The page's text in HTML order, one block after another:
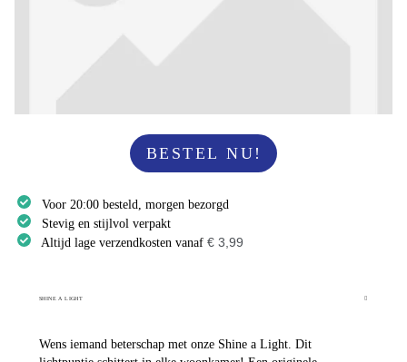
BESTEL NU!
Voor 20:00 besteld, morgen bezorgd
Stevig en stijlvol verpakt
Altijd lage verzendkosten vanaf € 3,99
SHINE A LIGHT
Wens iemand beterschap met onze Shine a Light. Dit